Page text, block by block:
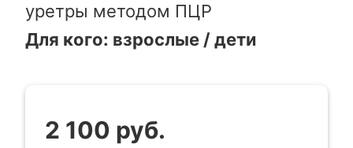
уретры методом ПЦР
Для кого: взрослые / дети
2 100 руб.